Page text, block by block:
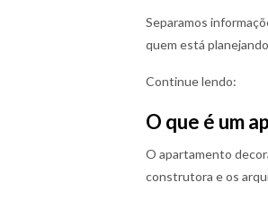
Separamos
quem está
Continue lendo:
O que é um
O apartamento
construtora e os